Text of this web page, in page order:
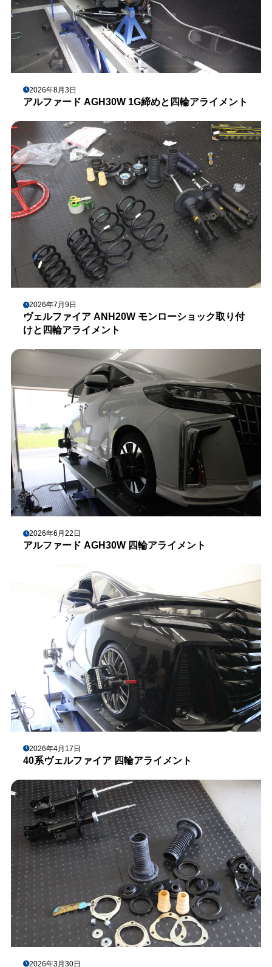
2026年8月3日
アルファード AGH30W 1G締めと四輪アライメント
2026年7月9日
ヴェルファイア ANH20W モンローショック取り付
けと四輪アライメント
2026年6月22日
アルファード AGH30W 四輪アライメント
2026年4月17日
40系ヴェルファイア 四輪アライメント
2026年3月30日